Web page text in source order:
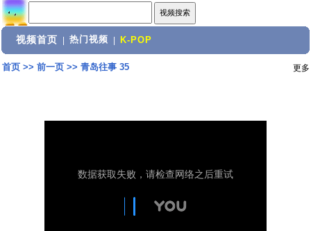
视频首页 热门视频 K-POP
首页>> 前一页>> 青岛往事 35 更多